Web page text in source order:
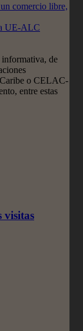
comercio libre,
UE-ALC
informativa, de
o CELAC-
entre estas
visitas